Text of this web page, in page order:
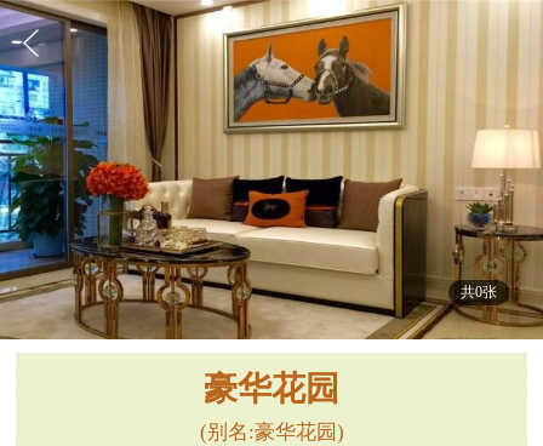
共0张
豪华花园
(别名:豪华花园)